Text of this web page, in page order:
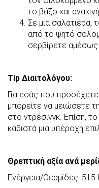
το βάζο και
Σε μια σαλατιέρα,
από το ψητό
σερβίρετε αμέσως.
Tip Διαιτολόγου:
Για εσάς που
μπορείτε να μειώσετε
στο ντρέσινγκ. Επίση,
καθιστά μια υπέροχη
Θρεπτική αξία ανά
Ενέργεια/Θερμίδες: 515